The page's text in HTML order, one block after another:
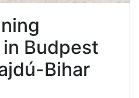
Budpest
Bihar